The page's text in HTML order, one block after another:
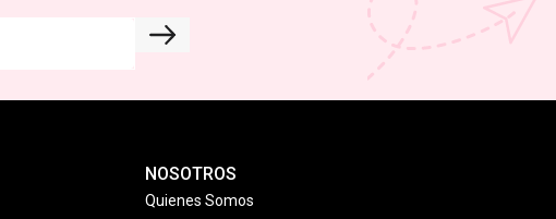
NOSOTROS
Quienes Somos